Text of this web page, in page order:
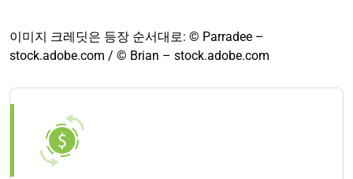
구성 요소에 집중하는 것이 중요합니다. 고유한 판매
포인트, 목표 고객 및 그들에게 도달하기 위한 최상의
성공에 상당한 영향을 미칠 수 있습니다. 이러한 집중
된 접근 방식은 전자 상거래 사업을 위한 견고한 기반
을 구축하는 데 도움이 됩니다.
이미지 크레딧은 등장 순서대로: © Parradee –
stock.adobe.com / © Brian – stock.adobe.com